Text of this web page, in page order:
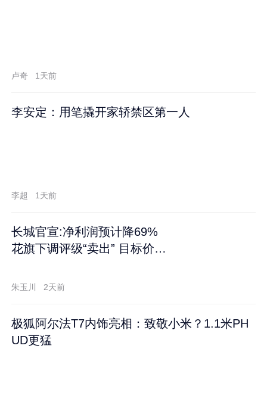
卢奇 1天前
李安定：用笔撬开家轿禁区第一人
李超 1天前
长城官宣:净利润预计降69%
花旗下调评级“卖出” 目标价再
朱玉川 2天前
极狐阿尔法T7内饰亮相：致敬小米？1.1米PH
UD更猛